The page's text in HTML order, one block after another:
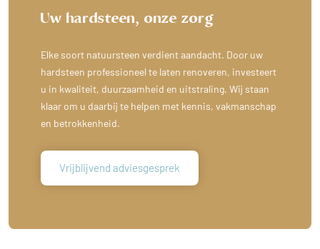
Uw hardsteen, onze zorg
Elke soort natuursteen verdient aandacht. Door uw
hardsteen professioneel te laten renoveren, investeert
u in kwaliteit, duurzaamheid en uitstraling. Wij staan
klaar om u daarbij te helpen met kennis, vakmanschap
en betrokkenheid.
Vrijblijvend adviesgesprek